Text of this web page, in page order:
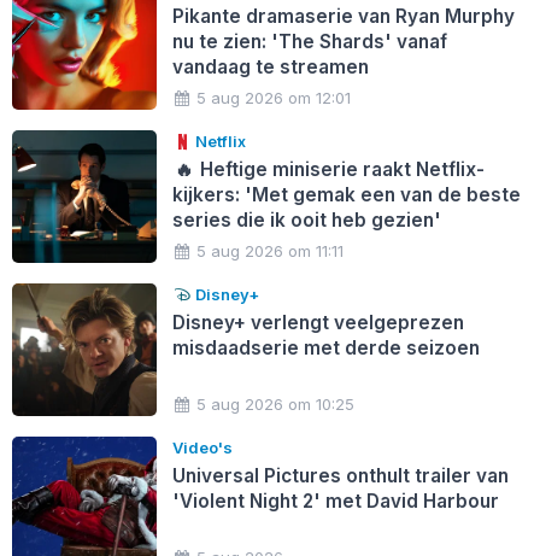
Pikante dramaserie van Ryan Murphy
nu te zien: 'The Shards' vanaf
vandaag te streamen
5 aug 2026 om 12:01
Netflix
🔥 Heftige miniserie raakt Netflix-
kijkers: 'Met gemak een van de beste
series die ik ooit heb gezien'
5 aug 2026 om 11:11
Disney+
Disney+ verlengt veelgeprezen
misdaadserie met derde seizoen
5 aug 2026 om 10:25
Video's
Universal Pictures onthult trailer van
'Violent Night 2' met David Harbour